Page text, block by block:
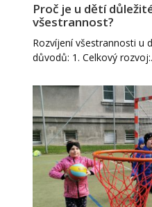
Proč je u dětí
všestrannost?
Rozvíjení všestrannosti u
důvodů: 1. Celkový